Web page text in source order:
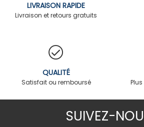
LIVRAISON RAPIDE
Livraison et retours gratuits
QUALITÉ
Satisfait ou remboursé
SUIVEZ-